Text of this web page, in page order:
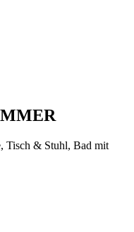
Tisch & Stuhl, Bad mit